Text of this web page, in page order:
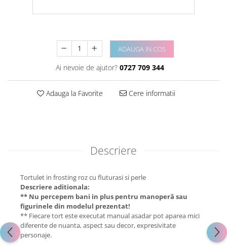
ADAUGA IN COS
Ai nevoie de ajutor? 0727 709 344
Adauga la Favorite Cere informatii
Descriere
Tortulet in frosting roz cu fluturasi si perle
Descriere aditionala:
** Nu percepem bani in plus pentru manoperă sau
figurinele din modelul prezentat!
** Fiecare tort este executat manual asadar pot aparea mici
diferente de nuanta, aspect sau decor, expresivitate
personaje.